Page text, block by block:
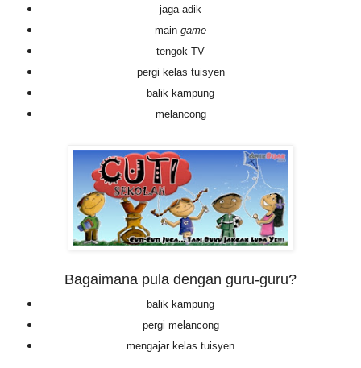
jaga adik
main game
tengok TV
pergi kelas tuisyen
balik kampung
melancong
Bagaimana pula dengan guru-guru?
balik kampung
pergi melancong
mengajar kelas tuisyen